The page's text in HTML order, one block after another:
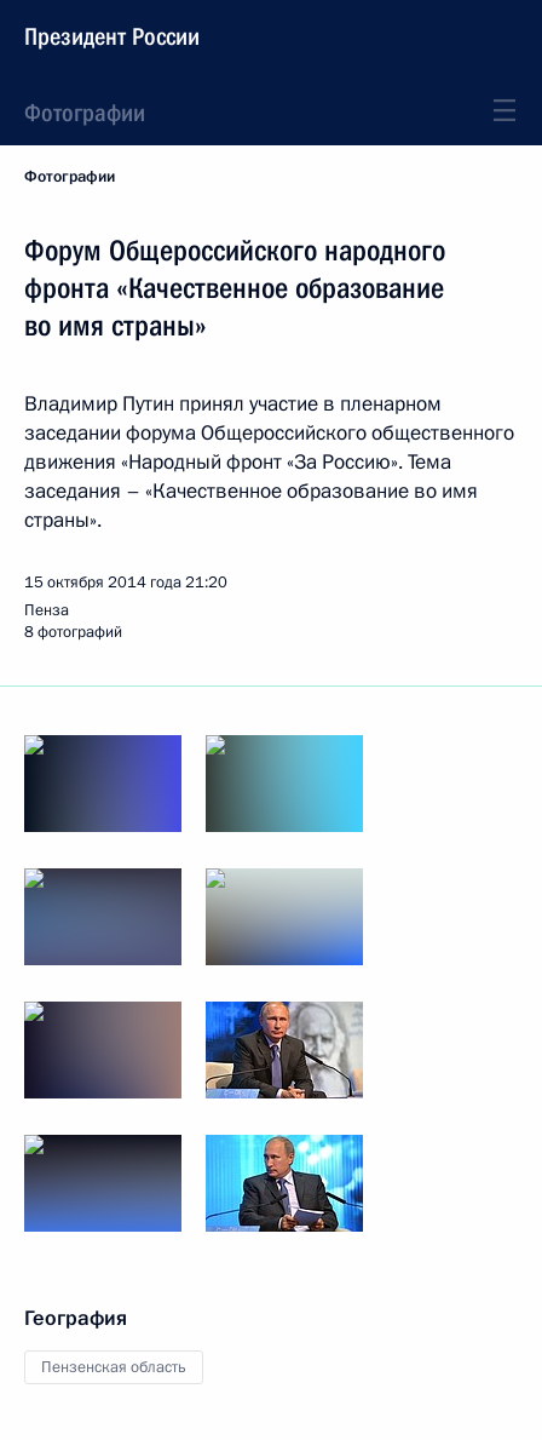
Президент России
Фотографии
Фотографии
Форум Общероссийского народного
фронта «Качественное образование
во имя страны»
Владимир Путин принял участие в пленарном
заседании форума Общероссийского общественного
движения «Народный фронт «За Россию». Тема
заседания – «Качественное образование во имя
страны».
15 октября 2014 года21:20
Пенза
8 фотографий
География
Пензенская область